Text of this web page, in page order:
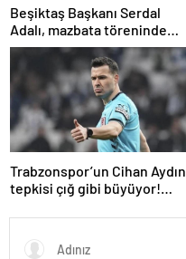
Beşiktaş Başkanı Serdal
Adalı, mazbata töreninde
konuştu: Gün istikrar
Trabzonspor’un Cihan Aydın
tepkisi çığ gibi büyüyor!